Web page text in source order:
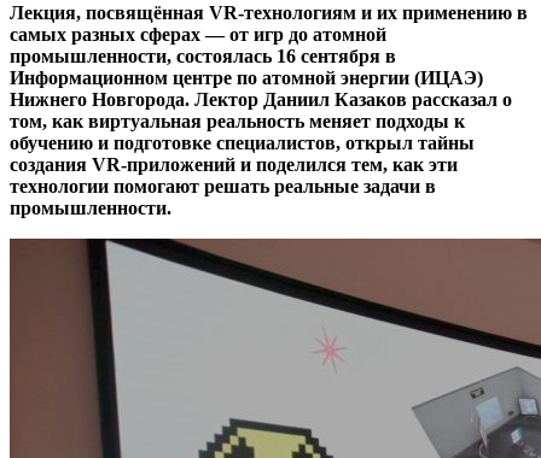
Лекция, посвящённая VR-технологиям и их применению в
самых разных сферах — от игр до атомной
промышленности, состоялась 16 сентября в
Информационном центре по атомной энергии (ИЦАЭ)
Нижнего Новгорода. Лектор Даниил Казаков рассказал о
том, как виртуальная реальность меняет подходы к
обучению и подготовке специалистов, открыл тайны
создания VR-приложений и поделился тем, как эти
технологии помогают решать реальные задачи в
промышленности.